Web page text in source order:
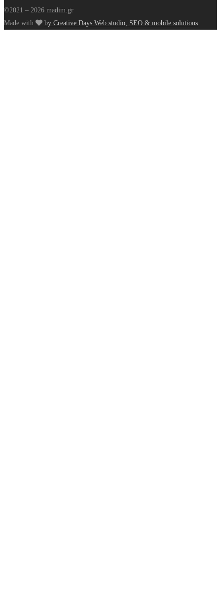
©2021 – 2026 madim.gr
Made with
by Creative Days Web studio, SEO & mobile solutions